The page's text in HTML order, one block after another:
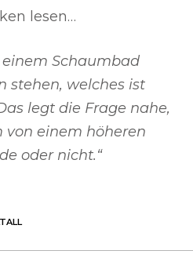
lesen…
Schaumbad
stehen, welches ist
legt die Frage nahe,
von einem höheren
oder nicht.“